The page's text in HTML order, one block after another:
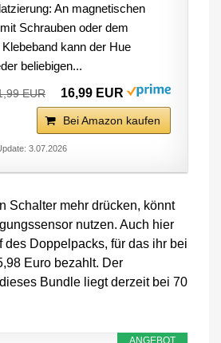
An magnetischen
Schrauben oder dem
kann der Hue
beliebigen...
EUR 16,99 EUR
Bei Amazon kaufen
3.07.2026
Schalter mehr drücken, könnt
nutzen. Auch hier
des Doppelpacks, für das ihr bei
Euro bezahlt. Der
Bundle liegt derzeit bei 70
ANGEBOT